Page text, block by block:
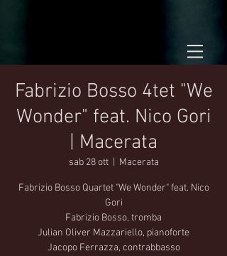
Fabrizio Bosso 4tet "We
Wonder" feat. Nico Gori
| Macerata
sab 28 ott
  |
Macerata
Fabrizio Bosso Quartet "We Wonder" feat. Nico
Gori
Fabrizio Bosso, tromba
Julian Oliver Mazzariello, pianoforte
Jacopo Ferrazza, contrabbasso